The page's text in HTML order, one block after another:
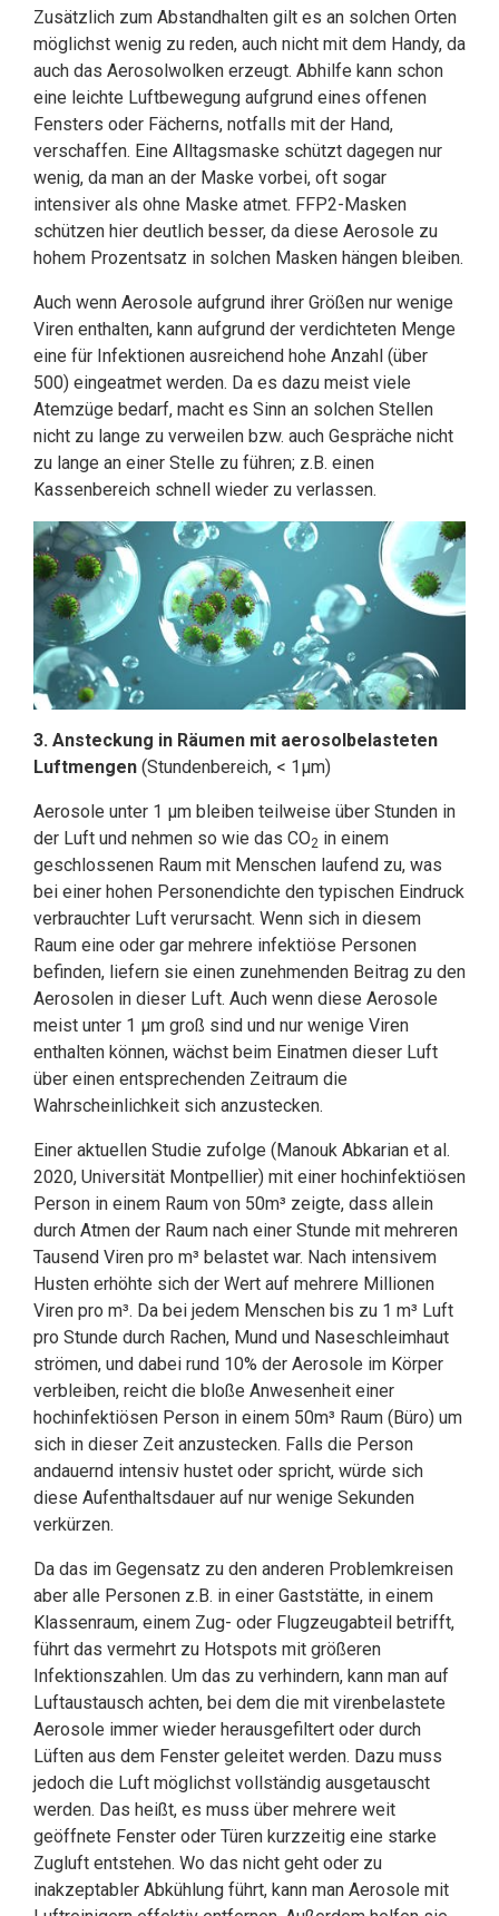
Zusätzlich zum Abstandhalten gilt es an solchen Orten
möglichst wenig zu reden, auch nicht mit dem Handy, da
auch das Aerosolwolken erzeugt. Abhilfe kann schon
eine leichte Luftbewegung aufgrund eines offenen
Fensters oder Fächerns, notfalls mit der Hand,
verschaffen. Eine Alltagsmaske schützt dagegen nur
wenig, da man an der Maske vorbei, oft sogar
intensiver als ohne Maske atmet. FFP2-Masken
schützen hier deutlich besser, da diese Aerosole zu
hohem Prozentsatz in solchen Masken hängen bleiben.
Auch wenn Aerosole aufgrund ihrer Größen nur wenige
Viren enthalten, kann aufgrund der verdichteten Menge
eine für Infektionen ausreichend hohe Anzahl (über
500) eingeatmet werden. Da es dazu meist viele
Atemzüge bedarf, macht es Sinn an solchen Stellen
nicht zu lange zu verweilen bzw. auch Gespräche nicht
zu lange an einer Stelle zu führen; z.B. einen
Kassenbereich schnell wieder zu verlassen.
3. Ansteckung in Räumen mit aerosolbelasteten
Luftmengen (Stundenbereich, < 1µm)
Aerosole unter 1 µm bleiben teilweise über Stunden in
der Luft und nehmen so wie das CO2 in einem
geschlossenen Raum mit Menschen laufend zu, was
bei einer hohen Personendichte den typischen Eindruck
verbrauchter Luft verursacht. Wenn sich in diesem
Raum eine oder gar mehrere infektiöse Personen
befinden, liefern sie einen zunehmenden Beitrag zu den
Aerosolen in dieser Luft. Auch wenn diese Aerosole
meist unter 1 µm groß sind und nur wenige Viren
enthalten können, wächst beim Einatmen dieser Luft
über einen entsprechenden Zeitraum die
Wahrscheinlichkeit sich anzustecken.
Einer aktuellen Studie zufolge (Manouk Abkarian et al.
2020, Universität Montpellier) mit einer hochinfektiösen
Person in einem Raum von 50m³ zeigte, dass allein
durch Atmen der Raum nach einer Stunde mit mehreren
Tausend Viren pro m³ belastet war. Nach intensivem
Husten erhöhte sich der Wert auf mehrere Millionen
Viren pro m³. Da bei jedem Menschen bis zu 1 m³ Luft
pro Stunde durch Rachen, Mund und Naseschleimhaut
strömen, und dabei rund 10% der Aerosole im Körper
verbleiben, reicht die bloße Anwesenheit einer
hochinfektiösen Person in einem 50m³ Raum (Büro) um
sich in dieser Zeit anzustecken. Falls die Person
andauernd intensiv hustet oder spricht, würde sich
diese Aufenthaltsdauer auf nur wenige Sekunden
verkürzen.
Da das im Gegensatz zu den anderen Problemkreisen
aber alle Personen z.B. in einer Gaststätte, in einem
Klassenraum, einem Zug- oder Flugzeugabteil betrifft,
führt das vermehrt zu Hotspots mit größeren
Infektionszahlen. Um das zu verhindern, kann man auf
Luftaustausch achten, bei dem die mit virenbelastete
Aerosole immer wieder herausgefiltert oder durch
Lüften aus dem Fenster geleitet werden. Dazu muss
jedoch die Luft möglichst vollständig ausgetauscht
werden. Das heißt, es muss über mehrere weit
geöffnete Fenster oder Türen kurzzeitig eine starke
Zugluft entstehen. Wo das nicht geht oder zu
inakzeptabler Abkühlung führt, kann man Aerosole mit